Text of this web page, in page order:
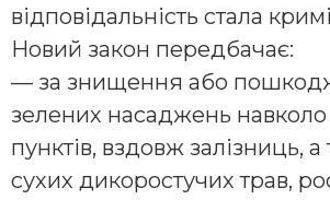
відповідальність стала
Новий закон передбачає:
— за знищення або
зелених насаджень
пунктів, вздовж залізниць, а
сухих дикоростучих трав,